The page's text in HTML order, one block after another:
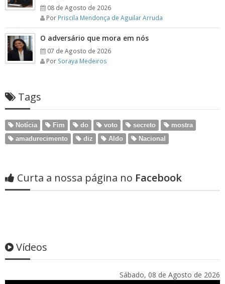
08 de Agosto de 2026
Por Priscila Mendonça de Aguilar Arruda
O adversário que mora em nós
07 de Agosto de 2026
Por Soraya Medeiros
Tags
Notícia Fim do voto secreto
mostra
amadurecimento
diz Aldo Nacional
Curta a nossa página no Facebook
Vídeos
Sábado, 08 de Agosto de 2026